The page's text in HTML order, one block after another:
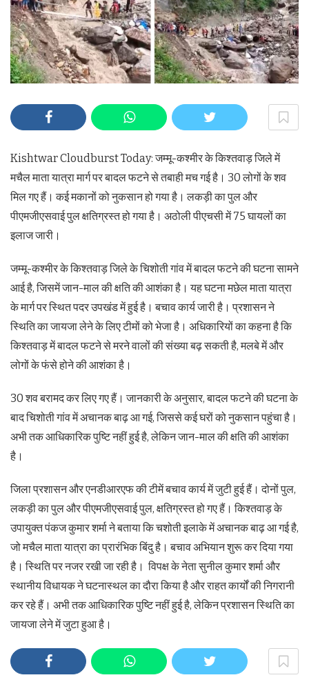
Kishtwar Cloudburst Today: जम्मू-कश्मीर के किश्तवाड़ जिले में
मचैल माता यात्रा मार्ग पर बादल फटने से तबाही मच गई है। 30 लोगों के शव
मिल गए हैं। कई मकानों को नुकसान हो गया है। लकड़ी का पुल और
पीएमजीएसवाई पुल क्षतिग्रस्त हो गया है। अठोली पीएचसी में 75 घायलों का
इलाज जारी।
जम्मू-कश्मीर के किश्तवाड़ जिले के चिशोती गांव में बादल फटने की घटना सामने
आई है, जिसमें जान-माल की क्षति की आशंका है। यह घटना मछेल माता यात्रा
के मार्ग पर स्थित पदर उपखंड में हुई है। बचाव कार्य जारी है। प्रशासन ने
स्थिति का जायजा लेने के लिए टीमों को भेजा है। अधिकारियों का कहना है कि
किश्तवाड़ में बादल फटने से मरने वालों की संख्या बढ़ सकती है, मलबे में और
लोगों के फंसे होने की आशंका है।
30 शव बरामद कर लिए गए हैं। जानकारी के अनुसार, बादल फटने की घटना के
बाद चिशोती गांव में अचानक बाढ़ आ गई, जिससे कई घरों को नुकसान पहुंचा है।
अभी तक आधिकारिक पुष्टि नहीं हुई है, लेकिन जान-माल की क्षति की आशंका
है।
जिला प्रशासन और एनडीआरएफ की टीमें बचाव कार्य में जुटी हुई हैं। दोनों पुल,
लकड़ी का पुल और पीएमजीएसवाई पुल, क्षतिग्रस्त हो गए हैं। किश्तवाड़ के
उपायुक्त पंकज कुमार शर्मा ने बताया कि चशोती इलाके में अचानक बाढ़ आ गई है,
जो मचैल माता यात्रा का प्रारंभिक बिंदु है। बचाव अभियान शुरू कर दिया गया
है। स्थिति पर नजर रखी जा रही है। विपक्ष के नेता सुनील कुमार शर्मा और
स्थानीय विधायक ने घटनास्थल का दौरा किया है और राहत कार्यों की निगरानी
कर रहे हैं। अभी तक आधिकारिक पुष्टि नहीं हुई है, लेकिन प्रशासन स्थिति का
जायजा लेने में जुटा हुआ है।